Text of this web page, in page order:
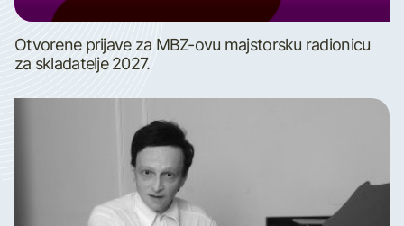
Otvorene prijave za MBZ-ovu majstorsku radionicu
za skladatelje 2027.